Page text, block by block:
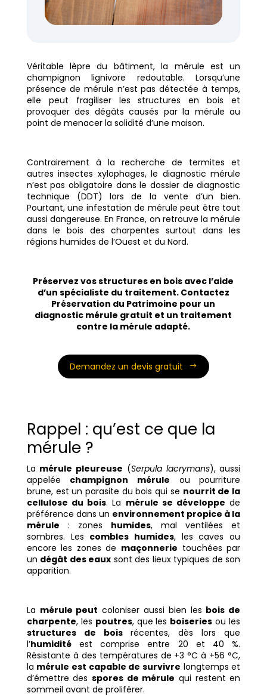
Véritable lèpre du bâtiment, la mérule est un
champignon lignivore redoutable. Lorsqu’une
présence de mérule n’est pas détectée à temps,
elle peut fragiliser les structures en bois et
provoquer des dégâts causés par la mérule au
point de menacer la solidité d’une maison.
Contrairement à la recherche de termites et
autres insectes xylophages, le diagnostic mérule
n’est pas obligatoire dans le dossier de diagnostic
technique (DDT) lors de la vente d’un bien.
Pourtant, une infestation de mérule peut être tout
aussi dangereuse. En France, on retrouve la mérule
dans le bois des charpentes surtout dans les
régions humides de l’Ouest et du Nord.
Préservez vos structures en bois avec l’aide
d’un spécialiste du traitement. Contactez
Préservation du Patrimoine pour un
diagnostic mérule gratuit et un traitement
contre la mérule adapté.
Demandez un devis gratuit
Rappel : qu’est ce que la
mérule ?
La mérule pleureuse (Serpula lacrymans), aussi
appelée champignon mérule ou pourriture
brune, est un parasite du bois qui se nourrit de la
cellulose du bois. La mérule se développe de
préférence dans un environnement propice à la
mérule : zones humides, mal ventilées et
sombres. Les combles humides, les caves ou
encore les zones de maçonnerie touchées par
un dégât des eaux sont des lieux typiques de son
apparition.
La mérule peut coloniser aussi bien les bois de
charpente, les poutres, que les boiseries ou les
structures de boisrécentes, dès lors que
l’humiditéest comprise entre 20 et 40 %.
Résistante à des températures de +3 °C à +56 °C,
la mérule est capable de survivre longtemps et
d’émettre desspores de mérule qui restent en
sommeil avant de proliférer.